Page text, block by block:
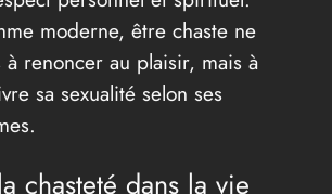
moderne, être chaste ne
à renoncer au plaisir, mais à
sa sexualité selon ses
chasteté dans la vie